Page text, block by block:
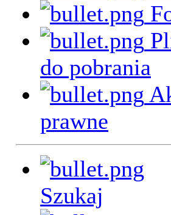
do pobrania
prawne
Szukaj